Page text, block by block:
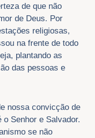
de que não
de Deus. Por
religiosas,
na frente de todo
plantando as
das pessoas e
nossa convicção de
Senhor e Salvador.
se não